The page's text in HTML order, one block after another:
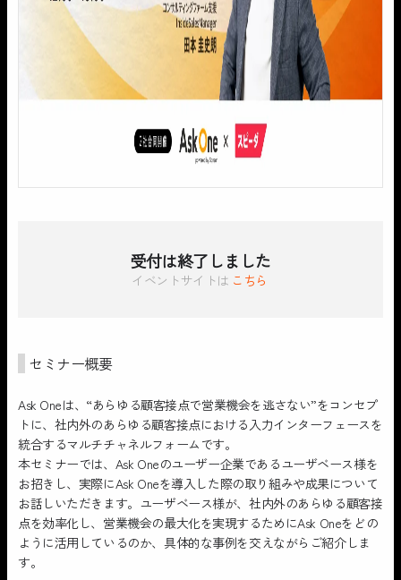
受付は終了しました
イベントサイトは こちら
セミナー概要
Ask Oneは、“あらゆる顧客接点で営業機会を逃さない”をコンセプ
トに、社内外のあらゆる顧客接点における入力インターフェースを
統合するマルチチャネルフォームです。
本セミナーでは、Ask Oneのユーザー企業であるユーザベース様を
お招きし、実際にAsk Oneを導入した際の取り組みや成果について
お話しいただきます。ユーザベース様が、社内外のあらゆる顧客接
点を効率化し、営業機会の最大化を実現するためにAsk Oneをどの
ように活用しているのか、具体的な事例を交えながらご紹介しま
す。